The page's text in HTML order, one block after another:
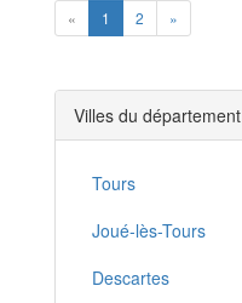
« Previous
1 2 »
Villes du département
Tours
Joué-lès-Tours
Descartes